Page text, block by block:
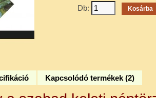
Db:
Kapcsolódó termékek (2)